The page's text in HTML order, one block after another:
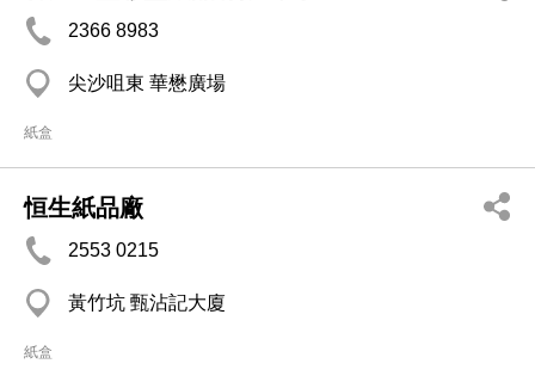
2366 8983
尖沙咀東 華懋廣場
紙盒
恒生紙品廠
2553 0215
黃竹坑 甄沾記大廈
紙盒